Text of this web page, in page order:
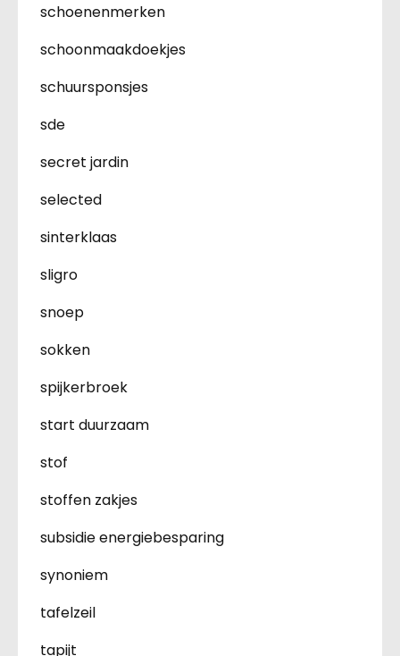
schoenenmerken
schoonmaakdoekjes
schuursponsjes
sde
secret jardin
selected
sinterklaas
sligro
snoep
sokken
spijkerbroek
start duurzaam
stof
stoffen zakjes
subsidie energiebesparing
synoniem
tafelzeil
tapijt